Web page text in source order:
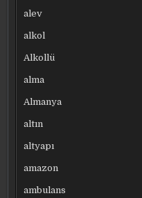
alev
alkol
Alkollü
alma
Almanya
altın
altyapı
amazon
ambulans